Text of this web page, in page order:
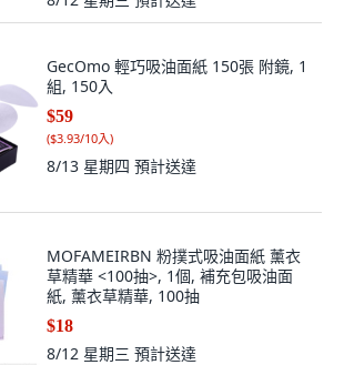
GecOmo 輕巧吸油面紙 150張 附鏡, 1
組, 150入
$59
($3.93/10入)
8/13 星期四 預計送達
MOFAMEIRBN 粉撲式吸油面紙 薰衣
草精華 <100抽>, 1個, 補充包吸油面
紙, 薰衣草精華, 100抽
$18
8/12 星期三 預計送達